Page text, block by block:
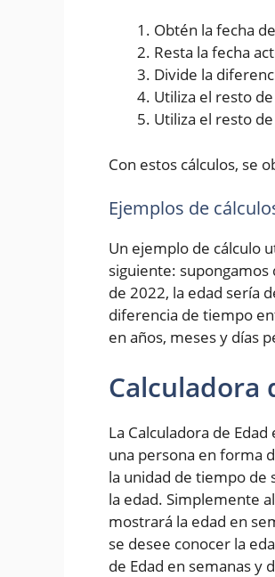
Obtén la fecha
Resta la fecha
Divide la
Utiliza el resto
Utiliza el resto
Con estos cálculos, se
Ejemplos de
Un ejemplo de cálculo
siguiente: supongamos
de 2022, la edad sería
diferencia de tiempo
en años, meses y días
Calculadora
La Calculadora de
una persona en forma
la unidad de tiempo de
la edad. Simplemente
mostrará la edad en
se desee conocer la
de Edad en semanas y